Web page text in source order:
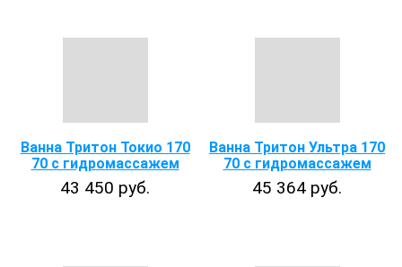
Ванна Тритон Токио 170
70 с гидромассажем
43 450 руб.
Ванна Тритон Ультра 170
70 с гидромассажем
45 364 руб.